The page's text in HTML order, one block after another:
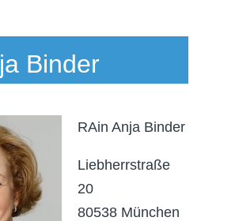
Binder
RAin Anja Binder
Liebherrstraße
20
80538 München